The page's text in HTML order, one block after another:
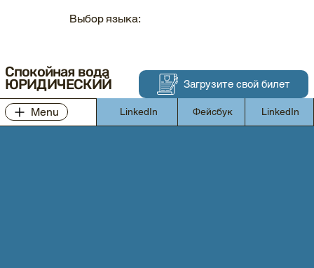
Спокойная вода
ЮРИДИЧЕСКИЙ
Выбор языка:
Загрузите свой билет
Menu LinkedIn Фейсбук LinkedIn